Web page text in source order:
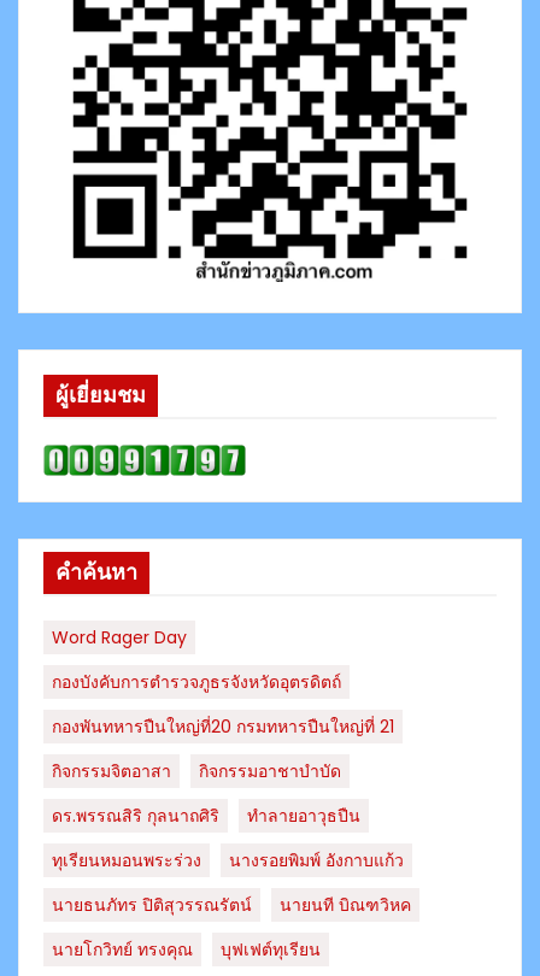
ผู้เยี่ยมชม
คำค้นหา
Word Rager Day
กองบังคับการตำรวจภูธรจังหวัดอุตรดิตถ์
กองพันทหารปืนใหญ่ที่20 กรมทหารปืนใหญ่ที่ 21
กิจกรรมจิตอาสา
กิจกรรมอาชาบำบัด
ดร.พรรณสิริ กุลนาถศิริ
ทำลายอาวุธปืน
ทุเรียนหมอนพระร่วง
นางรอยพิมพ์ อังกาบแก้ว
นายธนภัทร​ ปิติสุวรรณ​รัตน์​
นายนที บิณฑวิหค
นายโกวิทย์ ทรงคุณ
บุฟเฟต์ทุเรียน